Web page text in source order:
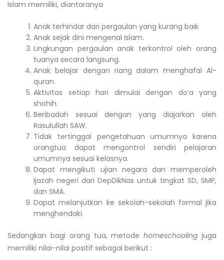
Islam memiliki, diantaranya
Anak terhindar dari pergaulan yang kurang baik
Anak sejak dini mengenal Islam.
Lingkungan pergaulan anak terkontrol oleh orang
tuanya secara langsung.
Anak belajar dengan riang dalam menghafal Al-
quran.
Aktivitas setiap hari dimulai dengan do’a yang
shohih.
Beribadah sesuai dengan yang diajarkan oleh
Rasulullah SAW.
Tidak tertinggal pengetahuan umumnya karena
orangtua dapat mengontrol sendiri pelajaran
umumnya sesuai kelasnya.
Dapat mengikuti ujian negara dan memperoleh
Ijazah negeri dari DepDikNas untuk tingkat SD, SMP,
dan SMA.
Dapat melanjutkan ke sekolah-sekolah formal jika
menghendaki.
Sedangkan bagi orang tua, metodehomeschooling juga
memiliki nilai-nilai positif sebagai berikut :